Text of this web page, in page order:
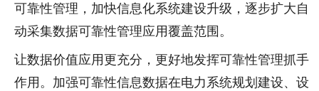
可靠性管理，加快信息化系统建设升级，逐步扩大自
动采集数据可靠性管理应用覆盖范围。
让数据价值应用更充分，更好地发挥可靠性管理抓手
作用。加强可靠性信息数据在电力系统规划建设、设